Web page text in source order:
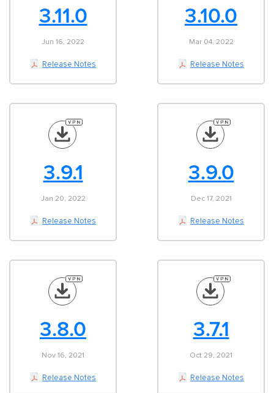
3.11.0
Jun 16, 2022
Release Notes
3.10.0
Mar 04, 2022
Release Notes
3.9.1
Jan 20, 2022
Release Notes
3.9.0
Dec 17, 2021
Release Notes
3.8.0
Nov 16, 2021
Release Notes
3.7.1
Oct 29, 2021
Release Notes